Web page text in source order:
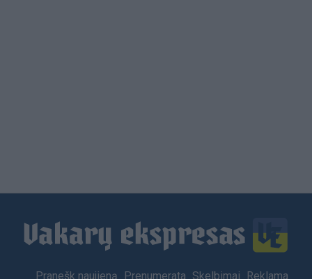
Footer
Pranešk naujieną Prenumerata Skelbimai Reklama